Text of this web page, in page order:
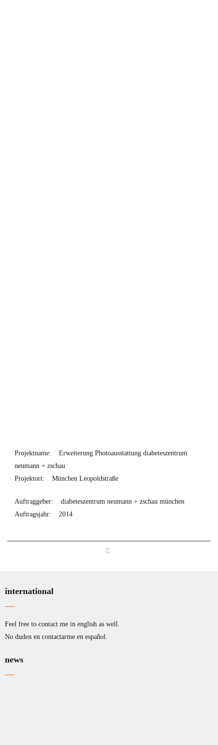
Projektname: Erweiterung Photoausstattung diabeteszentrum
neumann + zschau
Projektort: München Leopoldstraße
Auftraggeber: diabeteszentrum neumann + zschau münchen
Auftragsjahr: 2014
international
Feel free to contact me in english as well.
No duden en contactarme en español.
news